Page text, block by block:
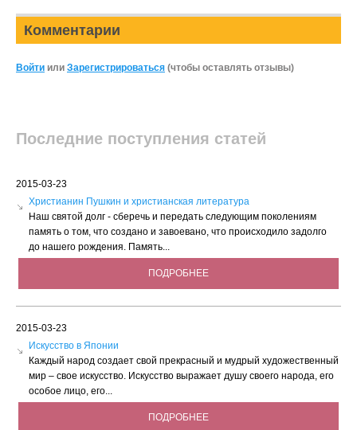
Комментарии
Войти или Зарегистрироваться (чтобы оставлять отзывы)
Последние поступления статей
2015-03-23
Христианин Пушкин и христианская литература
Наш святой долг - сберечь и передать следующим поколениям
память о том, что создано и завоевано, что происходило задолго
до нашего рождения. Память...
ПОДРОБНЕЕ
2015-03-23
Искусство в Японии
Каждый народ создает свой прекрасный и мудрый художественный
мир – свое искусство. Искусство выражает душу своего народа, его
особое лицо, его...
ПОДРОБНЕЕ